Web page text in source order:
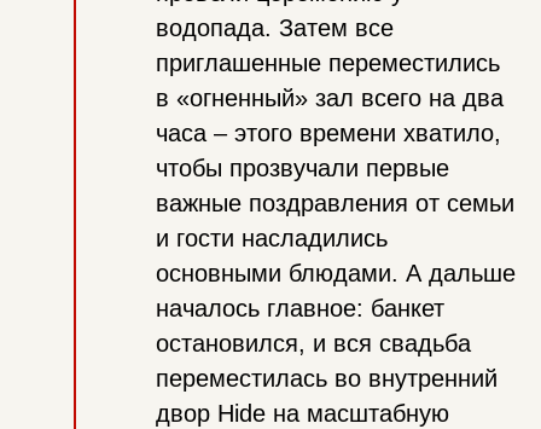
водопада. Затем все
приглашенные переместились
в «огненный» зал всего на два
часа – этого времени хватило,
чтобы прозвучали первые
важные поздравления от семьи
и гости насладились
основными блюдами. А дальше
началось главное: банкет
остановился, и вся свадьба
переместилась во внутренний
двор Hide на масштабную